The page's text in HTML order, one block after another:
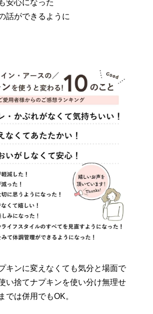
安心になった
話ができるように
キンに変えなくても気分と場面で
い捨てナプキンを使い分け無理せ
では併用でもOK。